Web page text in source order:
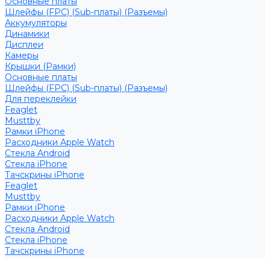
Шлейфы (FPC) (Sub-платы) (Разъемы)
Аккумуляторы
Динамики
Дисплеи
Камеры
Крышки (Рамки)
Основные платы
Шлейфы (FPC) (Sub-платы) (Разъемы)
Для переклейки
Feaglet
Musttby
Рамки iPhone
Расходники Apple Watch
Стекла Android
Стекла iPhone
Тачскрины iPhone
Feaglet
Musttby
Рамки iPhone
Расходники Apple Watch
Стекла Android
Стекла iPhone
Тачскрины iPhone